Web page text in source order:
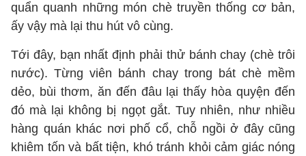
quẩn quanh những món chè truyền thống cơ bản,
ấy vậy mà lại thu hút vô cùng.
Tới đây, bạn nhất định phải thử bánh chay (chè trôi
nước). Từng viên bánh chay trong bát chè mềm
dẻo, bùi thơm, ăn đến đâu lại thấy hòa quyện đến
đó mà lại không bị ngọt gắt. Tuy nhiên, như nhiều
hàng quán khác nơi phố cổ, chỗ ngồi ở đây cũng
khiêm tốn và bất tiện, khó tránh khỏi cảm giác nóng